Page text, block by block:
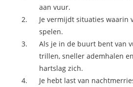
aan vuur.
Je vermijdt situaties waarin
spelen.
Als je in de buurt bent van
trillen, sneller ademhalen
hartslag zich.
Je hebt last van